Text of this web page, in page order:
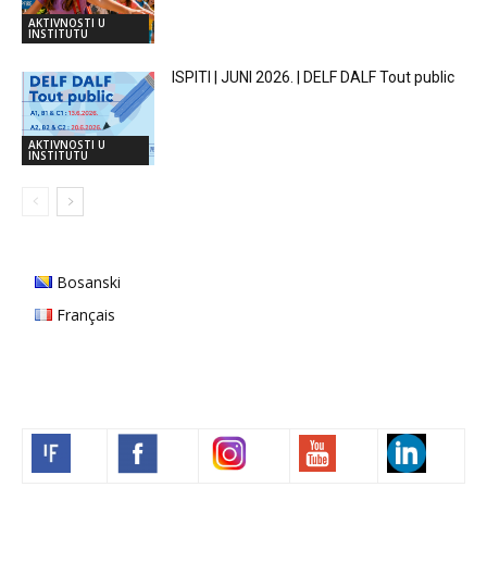
AKTIVNOSTI U
INSTITUTU
AKTIVNOSTI U
INSTITUTU
ISPITI | JUNI 2026. | DELF DALF Tout public
Bosanski
Français